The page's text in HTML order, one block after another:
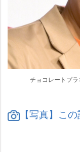
チョコレートプ
【写真】こ